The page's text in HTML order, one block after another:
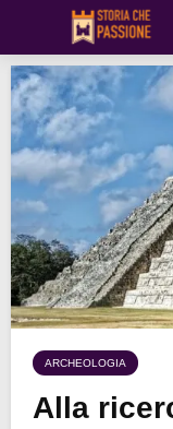
ARCHEOLOGIA
Alla